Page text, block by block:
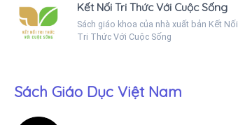
Kết Nối Tri Thức Với Cuộc Sống
Sách giáo khoa của nhà xuất bản Kết Nối
Tri Thức Với Cuộc Sống
Sách Giáo Dục Việt Nam